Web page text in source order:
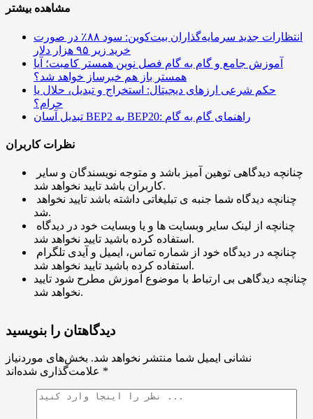
مشاهده بیشتر
انتظارات جدید سرمایه‌گذاران بیت‌کوین: سود ۸۸٪ در صورت
خرید زیر ۹۵ هزار دلار
آموزش جامع و گام به گام فصل نوین همستر کامبت؛ آیا
همستر باز هم خبرساز خواهد شد؟
حکم شرعی ارزهای دیجیتال: استخراج و تبدیل، حلال یا
حرام؟
تبدیل آسان BEP2 به BEP20: راهنمای گام به گام
نظرات کاربران
کاربران باشد تایید نخواهد شد.
شد.
استفاده کرده باشید تایید نخواهد شد.
استفاده کرده باشید تایید نخواهد شد.
چنانچه دیدگاهی بی ارتباط با موضوع آموزش مطرح شود تایید
نخواهد شد.
دیدگاهتان را بنویسید
نشانی ایمیل شما منتشر نخواهد شد. بخش‌های موردنیاز
*